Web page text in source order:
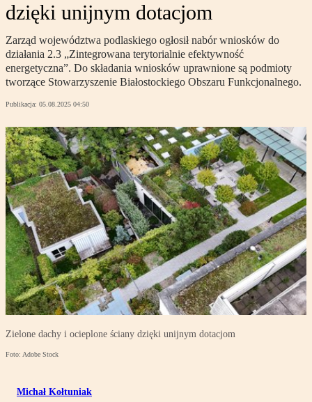
dzięki unijnym dotacjom
Zarząd województwa podlaskiego ogłosił nabór wniosków do
działania 2.3 „Zintegrowana terytorialnie efektywność
energetyczna”. Do składania wniosków uprawnione są podmioty
tworzące Stowarzyszenie Białostockiego Obszaru Funkcjonalnego.
Publikacja: 05.08.2025 04:50
Zielone dachy i ocieplone ściany dzięki unijnym dotacjom
Foto: Adobe Stock
Michał Kołtuniak